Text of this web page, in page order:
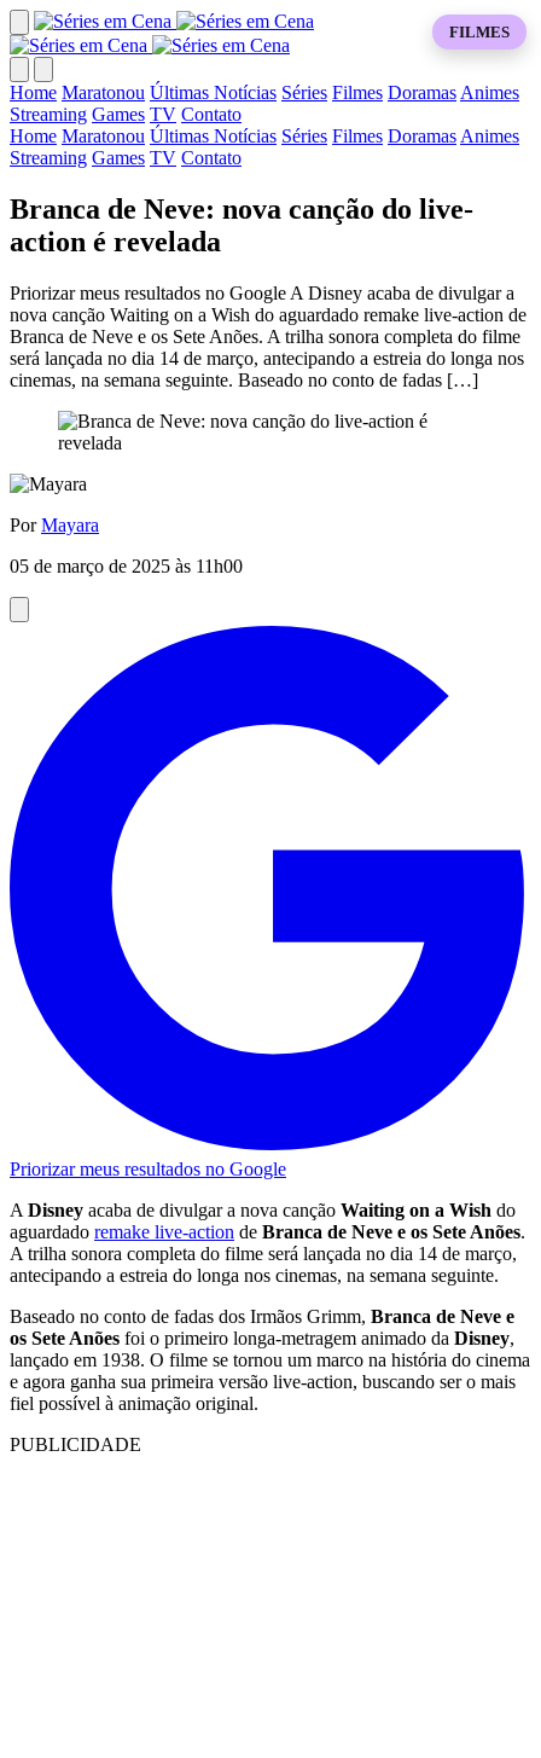
Home Maratonou Últimas Notícias Séries Filmes Doramas Animes
Streaming Games TV Contato
Home Maratonou Últimas Notícias Séries Filmes Doramas Animes
Streaming Games TV Contato
Branca de Neve: nova canção do live-
action é revelada
Priorizar meus resultados no Google A Disney acaba de divulgar a
nova canção Waiting on a Wish do aguardado remake live-action de
Branca de Neve e os Sete Anões. A trilha sonora completa do filme
será lançada no dia 14 de março, antecipando a estreia do longa nos
cinemas, na semana seguinte. Baseado no conto de fadas […]
FILMES
PorMayara
05 de março de 2025 às 11h00
Priorizar meus resultados no Google
A Disney acaba de divulgar a nova canção Waiting on a Wish do
aguardado remake live-action de Branca de Neve e os Sete Anões.
A trilha sonora completa do filme será lançada no dia 14 de março,
antecipando a estreia do longa nos cinemas, na semana seguinte.
Baseado no conto de fadas dos Irmãos Grimm, Branca de Neve e
os Sete Anões foi o primeiro longa-metragem animado da Disney,
lançado em 1938. O filme se tornou um marco na história do cinema
e agora ganha sua primeira versão live-action, buscando ser o mais
fiel possível à animação original.
PUBLICIDADE